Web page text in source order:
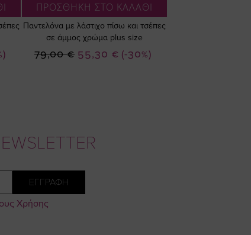
ΠΡΟΣΘΗΚΗ ΣΤΟ ΚΑΛΑΘΙ
Παντελόνα με λάστιχο πίσω και τσέπες
σε άμμος χρώμα plus size
(-30%)
Ειδική
55,30 €
79,00 €
ΕΓΓΡΑΦΗ
Χρήσης